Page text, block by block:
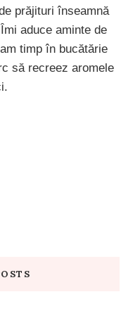
prăjituri înseamnă
aduce aminte de
timp în bucătărie
să recreez aromele